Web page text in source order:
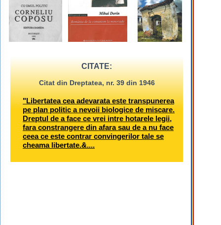
CITATE:
Citat din Dreptatea, nr. 39 din 1946
"Libertatea cea adevarata este transpunerea
pe plan politic a nevoii biologice de miscare.
Dreptul de a face ce vrei intre hotarele legii,
fara constrangere din afara sau de a nu face
ceea ce este contrar convingerilor tale se
cheama libertate.&....